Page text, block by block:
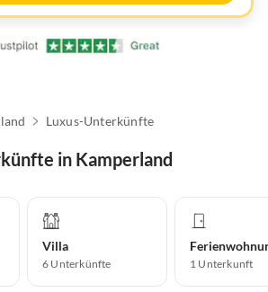
Luxus-Unterkünfte
in Kamperland
Villa
6 Unterkünfte 1 Unterkunft